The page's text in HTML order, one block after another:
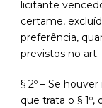
licitante
certame,
preferência,
previstos no art.
§ 2º – Se
que trata o §